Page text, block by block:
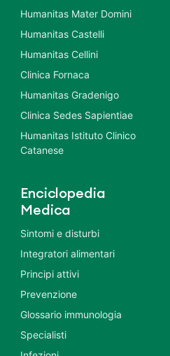
Humanitas Mater Domini
Humanitas Castelli
Humanitas Cellini
Clinica Fornaca
Humanitas Gradenigo
Clinica Sedes Sapientiae
Humanitas Istituto Clinico
Catanese
Enciclopedia
Medica
Sintomi e disturbi
Integratori alimentari
Principi attivi
Prevenzione
Glossario immunologia
Specialisti